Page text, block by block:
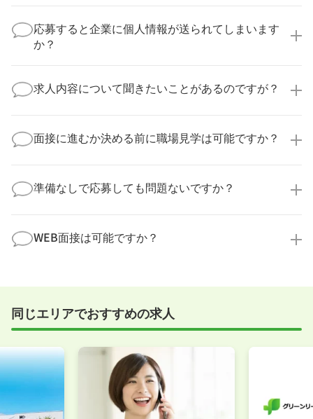
実際に医療キャリアナビを利用して転職に成功した方
の多くは、複数応募して自分に合った職場を選ばれて
います。
応募すると企業に個人情報が送られてしまいます
か？
業様に個人情報が送られることはありません！
より詳細な求人情報をご確認いただいた上で、転職希
求人内容について聞きたいことがあるのですが？
してお答えいたします。
勤務体制や職場の雰囲気、研修制度など、どんな小さ
す！
面接に進むか決める前に職場見学は可能ですか？
積極的に受け入れています。実際の職場環境や働く人
の様子を見ることで、より安心してご判断いただけま
ださい！
準備なしで応募しても問題ないですか？
まで、一からサポートいたします。「転職を考え始め
たばかり」「何から始めればいいか分からない」とい
WEB面接は可能ですか？
すめしていますが、企業様によってはWEB面接を導入
事前に確認することは可能ですので、お気軽にお申し
付けください！
同じエリアでおすすめの求人